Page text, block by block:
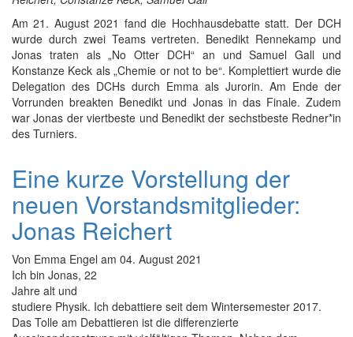
Am 21. August 2021 fand die Hochhausdebatte statt. Der DCH
wurde durch zwei Teams vertreten. Benedikt Rennekamp und
Jonas traten als „No Otter DCH“ an und Samuel Gall und
Konstanze Keck als „Chemie or not to be“. Komplettiert wurde die
Delegation des DCHs durch Emma als Jurorin. Am Ende der
Vorrunden breakten Benedikt und Jonas in das Finale. Zudem
war Jonas der viertbeste und Benedikt der sechstbeste Redner*in
des Turniers.
Eine kurze Vorstellung der
neuen Vorstandsmitglieder:
Jonas Reichert
Von Emma Engel am 04. August 2021
Ich bin Jonas, 22
Jahre alt und
studiere Physik. Ich debattiere seit dem Wintersemester 2017.
Das Tolle am Debattieren ist die differenzierte